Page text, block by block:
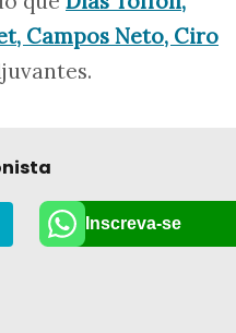
Campos Neto, Ciro
Inscreva-se